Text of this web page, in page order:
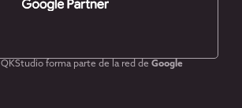
QKStudio forma parte de la red de Google